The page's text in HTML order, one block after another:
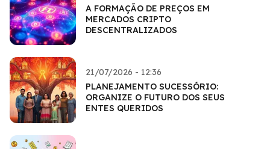
A FORMAÇÃO DE PREÇOS EM
MERCADOS CRIPTO
DESCENTRALIZADOS
21/07/2026 - 12:36
PLANEJAMENTO SUCESSÓRIO:
ORGANIZE O FUTURO DOS SEUS
ENTES QUERIDOS